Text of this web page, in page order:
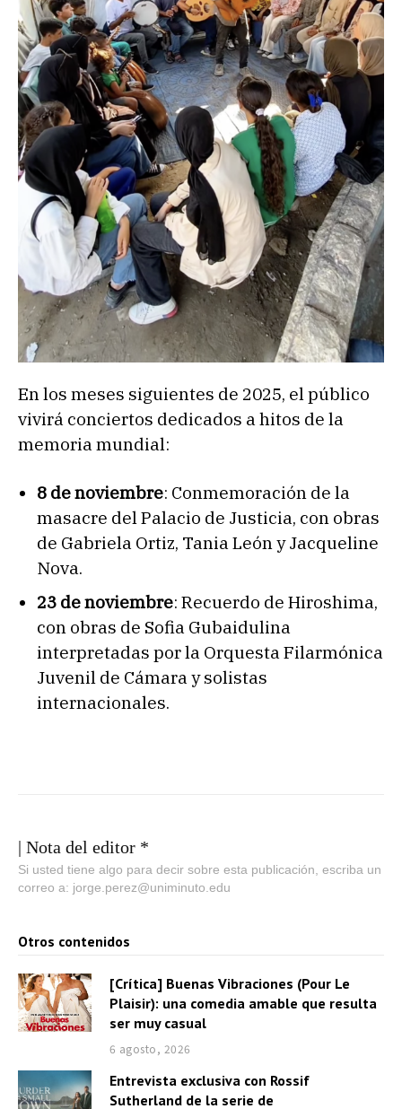
En los meses siguientes de 2025, el público
vivirá conciertos dedicados a hitos de la
memoria mundial:
8 de noviembre: Conmemoración de la
masacre del Palacio de Justicia, con obras
de Gabriela Ortiz, Tania León y Jacqueline
Nova.
23 de noviembre: Recuerdo de Hiroshima,
con obras de Sofia Gubaidulina
interpretadas por la Orquesta Filarmónica
Juvenil de Cámara y solistas
internacionales.
| Nota del editor *
Si usted tiene algo para decir sobre esta publicación, escriba un
correo a: jorge.perez@uniminuto.edu
Otros contenidos
[Crítica] Buenas Vibraciones (Pour Le
Plaisir): una comedia amable que resulta
ser muy casual
6 agosto, 2026
Entrevista exclusiva con Rossif
Sutherland de la serie de